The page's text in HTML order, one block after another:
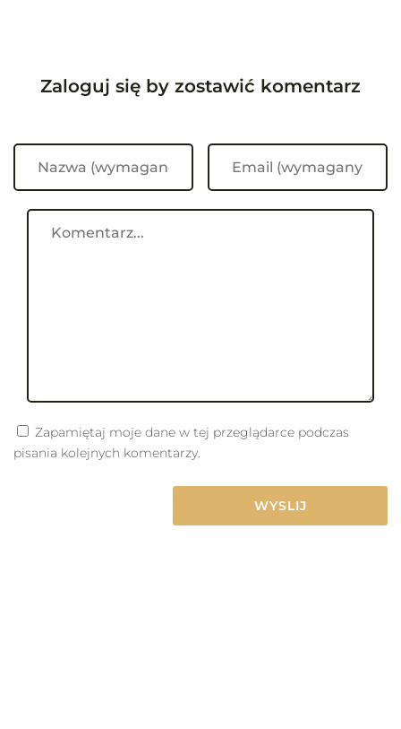
Zaloguj się by zostawić komentarz
Zapamiętaj moje dane w tej przeglądarce podczas
pisania kolejnych komentarzy.